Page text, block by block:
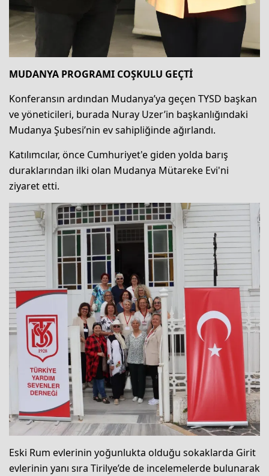
MUDANYA PROGRAMI COŞKULU GEÇTİ
Konferansın ardından Mudanya’ya geçen TYSD başkan
ve yöneticileri, burada Nuray Uzer’in başkanlığındaki
Mudanya Şubesi’nin ev sahipliğinde ağırlandı.
Katılımcılar, önce Cumhuriyet'e giden yolda barış
duraklarından ilki olan Mudanya Mütareke Evi'ni
ziyaret etti.
Eski Rum evlerinin yoğunlukta olduğu sokaklarda Girit
evlerinin yanı sıra Tirilye’de de incelemelerde bulunarak